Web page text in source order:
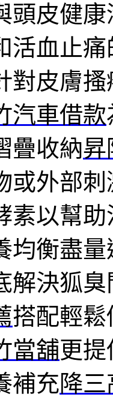
頭皮健
活血止
對皮膚
汽車借款
疊收納昇
或外部
素以幫
均衡盡
解決狐
搭配輕
當舖更
補充降三